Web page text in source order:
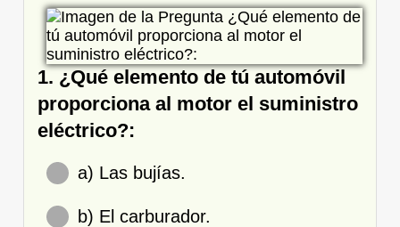
1. ¿Qué elemento de tú automóvil
proporciona al motor el suministro
eléctrico?:
a) Las bujías.
b) El carburador.